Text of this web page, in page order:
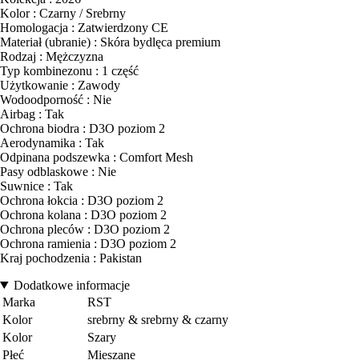
Kolor : Czarny / Srebrny
Homologacja : Zatwierdzony CE
Materiał (ubranie) : Skóra bydlęca premium
Rodzaj : Mężczyzna
Typ kombinezonu : 1 część
Użytkowanie : Zawody
Wodoodporność : Nie
Airbag : Tak
Ochrona biodra : D3O poziom 2
Aerodynamika : Tak
Odpinana podszewka : Comfort Mesh
Pasy odblaskowe : Nie
Suwnice : Tak
Ochrona łokcia : D3O poziom 2
Ochrona kolana : D3O poziom 2
Ochrona pleców : D3O poziom 2
Ochrona ramienia : D3O poziom 2
Kraj pochodzenia : Pakistan
Dodatkowe informacje
Marka
RST
Kolor
srebrny & srebrny & czarny
Kolor
Szary
Płeć
Mieszane